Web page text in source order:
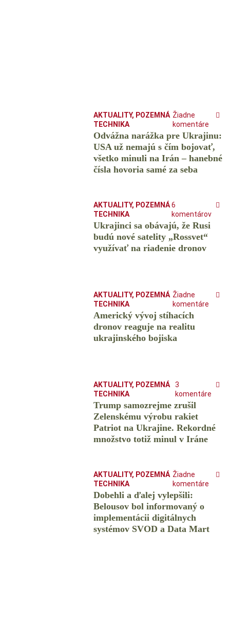
AKTUALITY, POZEMNÁ
TECHNIKA
Žiadne
komentáre
Odvážna narážka pre Ukrajinu:
USA už nemajú s čím bojovať,
všetko minuli na Irán – hanebné
čísla hovoria samé za seba
AKTUALITY, POZEMNÁ
TECHNIKA
6
komentárov
Ukrajinci sa obávajú, že Rusi
budú nové satelity „Rossvet“
využívať na riadenie dronov
AKTUALITY, POZEMNÁ
TECHNIKA
Žiadne
komentáre
Americký vývoj stíhacích
dronov reaguje na realitu
ukrajinského bojiska
AKTUALITY, POZEMNÁ
TECHNIKA
3
komentáre
Trump samozrejme zrušil
Zelenskému výrobu rakiet
Patriot na Ukrajine. Rekordné
množstvo totiž minul v Iráne
AKTUALITY, POZEMNÁ
TECHNIKA
Žiadne
komentáre
Dobehli a ďalej vylepšili:
Belousov bol informovaný o
implementácii digitálnych
systémov SVOD a Data Mart